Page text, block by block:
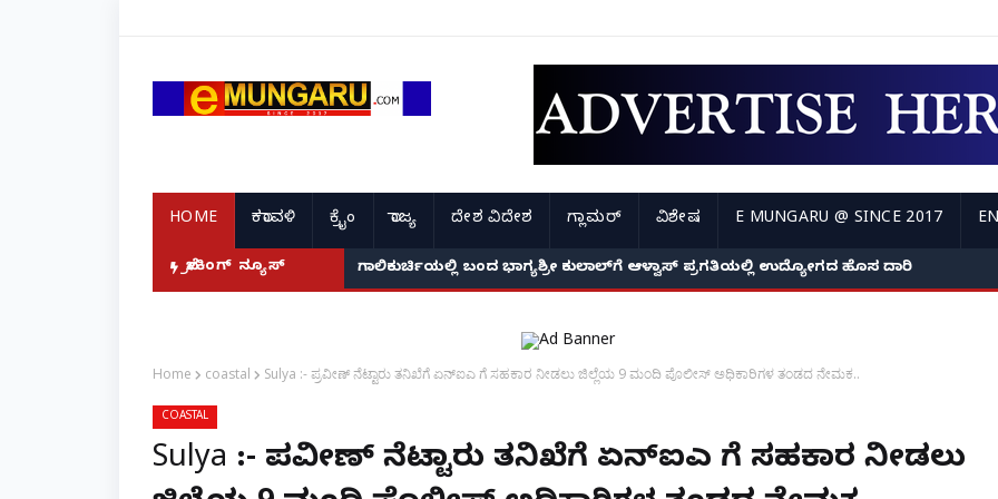
HOME ಕರಾವಳಿ ಕ್ರೈಂ ರಾಜ್ಯ ದೇಶ ವಿದೇಶ ಗ್ಲಾಮರ್ ವಿಶೇಷ E MUNGARU @ SINCE 2017
ಬ್ರೇಕಿಂಗ್ ನ್ಯೂಸ್ ಗಾಲಿಕುರ್ಚಿಯಲ್ಲಿ ಬಂದ ಭಾಗ್ಯಶ್ರೀ ಕುಲಾಲ್‌ಗೆ ಆಳ್ವಾಸ್ ಪ್ರಗತಿಯಲ್ಲಿ ಉದ್ಯೋಗದ ಹೊಸ ದಾರಿ
ಮಂಗಳೂರು: ಕೊಣಾಜೆಯಲ್ಲಿ ವೃದ್ಧೆಯ ಮೇಲೆ ಹಲ್ಲೆ ನಡೆಸಿ ಚಿನ್ನಾಭರಣ ದರೋಡೆ ಪ್ರಕರಣ; 3 ದಿನಗಳಲ್ಲೇ
Home coastal Sulya :- ಪ್ರವೀಣ್ ನೆಟ್ಟಾರು ತನಿಖೆಗೆ ಏನ್ಐಎ ಗೆ ಸಹಕಾರ ನೀಡಲು ಜಿಲ್ಲೆಯ 9 ಮಂದಿ ಪೊಲೀಸ್ ಅಧಿಕಾರಿಗಳ ತಂಡದ ನೇಮಕ..
COASTAL
Sulya :- ಪ್ರವೀಣ್ ನೆಟ್ಟಾರು ತನಿಖೆಗೆ ಏನ್ಐಎ ಗೆ ಸಹಕಾರ ನೀಡಲು